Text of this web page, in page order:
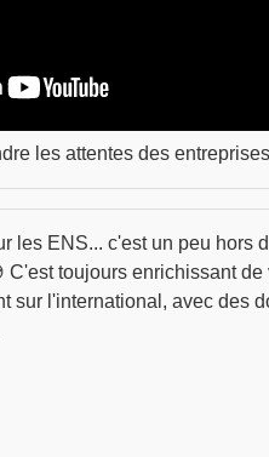
les attentes des
les ENS... c'est un peu
toujours enrichissant
sur l'international, avec des